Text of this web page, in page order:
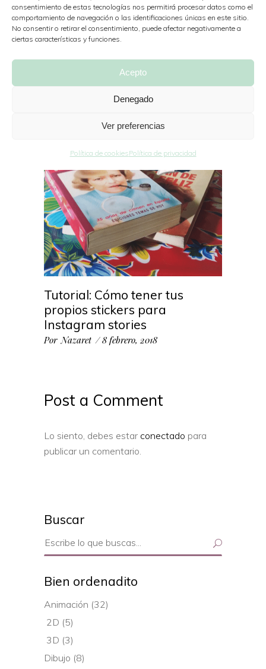
consentimiento de estas tecnologías nos permitirá procesar datos como el
comportamiento de navegación o las identificaciones únicas en este sitio.
No consentir o retirar el consentimiento, puede afectar negativamente a
ciertas características y funciones.
Acepto
Denegado
Ver preferencias
Política de cookiesPolítica de privacidad
Tutorial: Cómo tener tus
propios stickers para
Instagram stories
Por Nazaret 8 febrero, 2018
Post a Comment
Lo siento, debes estar conectado para
publicar un comentario.
Buscar
Search
for:
Bien ordenadito
Animación (32)
2D (5)
3D (3)
Dibujo (8)